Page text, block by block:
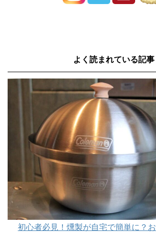
よく読まれている記事
初心者必見！燻製が自宅で簡単に？